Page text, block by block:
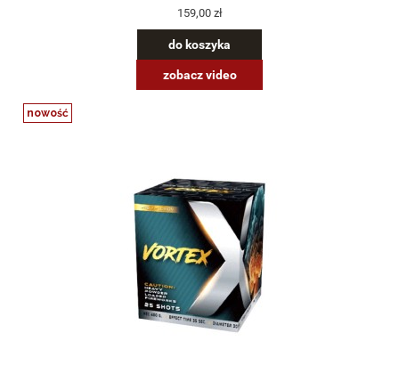
159,00 zł
do koszyka
zobacz video
nowość